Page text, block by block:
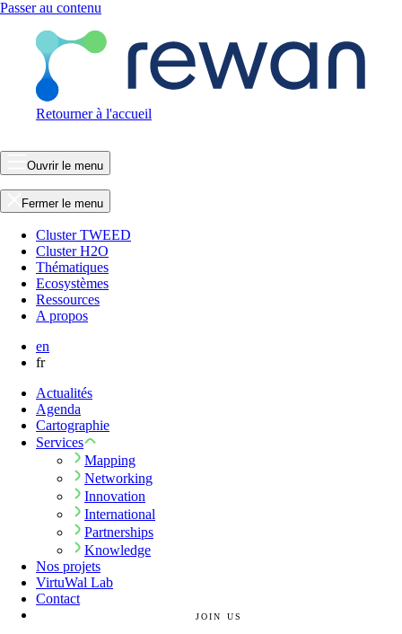
Passer au contenu
Retourner à l'accueil
Ouvrir le menu
Fermer le menu
Cluster TWEED
Cluster H2O
Thématiques
Ecosystèmes
Ressources
A propos
en
fr
Actualités
Agenda
Cartographie
Services
Mapping
Networking
Innovation
International
Partnerships
Knowledge
Nos projets
VirtuWal Lab
Contact
JOIN US